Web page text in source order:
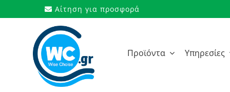
στο
περιεχόμενο
Αίτηση για προσφορά
Προϊόντα Υπηρεσίες